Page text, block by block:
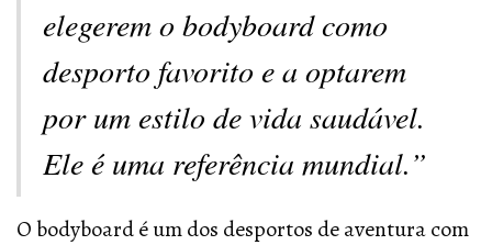
elegerem o bodyboard como
desporto favorito e a optarem
por um estilo de vida saudável.
Ele é uma referência mundial.”
O bodyboard é um dos desportos de aventura com